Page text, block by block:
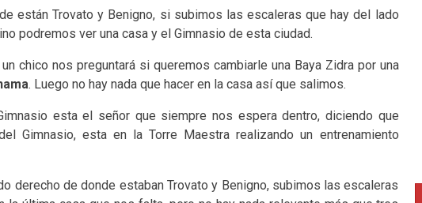
están Trovato y Benigno, si subimos las escaleras que hay del lado
podremos ver una casa y el Gimnasio de esta ciudad.
chico nos preguntará si queremos cambiarle una Baya Zidra por una
. Luego no hay nada que hacer en la casa así que salimos.
esta el señor que siempre nos espera dentro, diciendo que
Gimnasio, esta en la Torre Maestra realizando un entrenamiento
derecho de donde estaban Trovato y Benigno, subimos las escaleras